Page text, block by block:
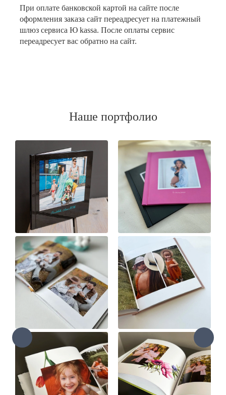
При оплате банковской картой на сайте после
оформления заказа сайт переадресует на платежный
шлюз сервиса Ю kassa. После оплаты сервис
переадресует вас обратно на сайт.
Наше портфолио